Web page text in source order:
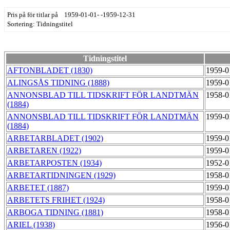
Pris på för titlar på 1959-01-01- -1959-12-31
Sortering: Tidningstitel
Tidningstitel
AFTONBLADET (1830)
1959-
ALINGSÅS TIDNING (1888)
1959-
ANNONSBLAD TILL TIDSKRIFT FÖR LANDTMÄN
(1884)
1958-
ANNONSBLAD TILL TIDSKRIFT FÖR LANDTMÄN
(1884)
1959-
ARBETARBLADET (1902)
1959-
ARBETAREN (1922)
1959-
ARBETARPOSTEN (1934)
1952-
ARBETARTIDNINGEN (1929)
1958-
ARBETET (1887)
1959-
ARBETETS FRIHET (1924)
1958-
ARBOGA TIDNING (1881)
1958-
ARIEL (1938)
1956-